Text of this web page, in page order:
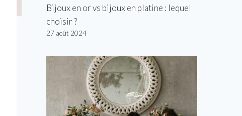
Bijoux en or vs bijoux en platine : lequel
choisir ?
27 août 2024